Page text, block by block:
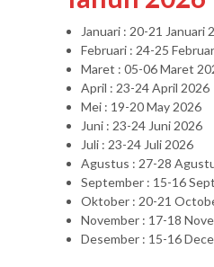
Januari : 20-21 Januari
Februari : 24-25
Maret : 05-06 Maret
April : 23-24 April 2026
Mei : 19-20 May 2026
Juni : 23-24 Juni 2026
Juli : 23-24 Juli 2026
Agustus : 27-28
September : 15-16
Oktober : 20-21
November : 17-18
Desember : 15-16